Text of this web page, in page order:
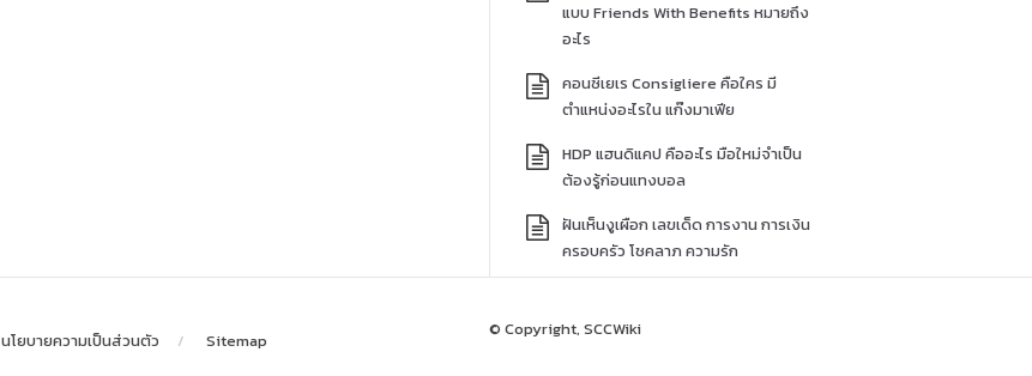
แบบ Friends With Benefits หมายถึง
อะไร
คอนซีเยเร Consigliere คือใคร มี
ตำแหน่งอะไรใน แก๊งมาเฟีย
HDP แฮนดิแคป คืออะไร มือใหม่จำเป็น
ต้องรู้ก่อนแทงบอล
ฝันเห็นงูเผือก เลขเด็ด การงาน การเงิน
ครอบครัว โชคลาภ ความรัก
นโยบายความเป็นส่วนตัว Sitemap
© Copyright, SCCWiki